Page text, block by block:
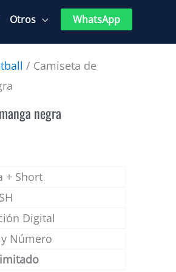
Otros WhatsApp
/ Camiseta de
negra
+ Short
Digital
Número